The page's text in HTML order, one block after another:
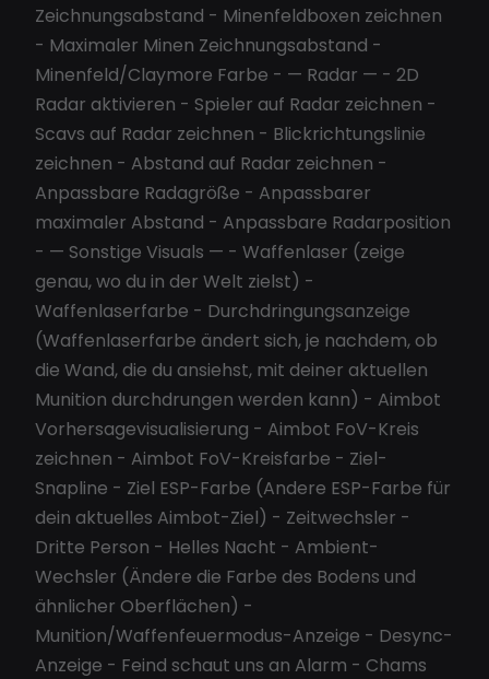
Zeichnungsabstand - Minenfeldboxen zeichnen
- Maximaler Minen Zeichnungsabstand -
Minenfeld/Claymore Farbe - — Radar — - 2D
Radar aktivieren - Spieler auf Radar zeichnen -
Scavs auf Radar zeichnen - Blickrichtungslinie
zeichnen - Abstand auf Radar zeichnen -
Anpassbare Radagröße - Anpassbarer
maximaler Abstand - Anpassbare Radarposition
- — Sonstige Visuals — - Waffenlaser (zeige
genau, wo du in der Welt zielst) -
Waffenlaserfarbe - Durchdringungsanzeige
(Waffenlaserfarbe ändert sich, je nachdem, ob
die Wand, die du ansiehst, mit deiner aktuellen
Munition durchdrungen werden kann) - Aimbot
Vorhersagevisualisierung - Aimbot FoV-Kreis
zeichnen - Aimbot FoV-Kreisfarbe - Ziel-
Snapline - Ziel ESP-Farbe (Andere ESP-Farbe für
dein aktuelles Aimbot-Ziel) - Zeitwechsler -
Dritte Person - Helles Nacht - Ambient-
Wechsler (Ändere die Farbe des Bodens und
ähnlicher Oberflächen) -
Munition/Waffenfeuermodus-Anzeige - Desync-
Anzeige - Feind schaut uns an Alarm - Chams